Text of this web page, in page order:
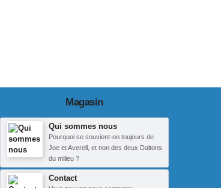
Magasin
Qui sommes nous
Pourquoi se souvient-on toujours de
Joe et Averell, et non des deux Daltons
du milieu ?
Contact